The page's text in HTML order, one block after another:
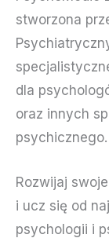
stworzona
dla
oraz innych
psychicznego.
Rozwijaj
i ucz się od
psychologii i